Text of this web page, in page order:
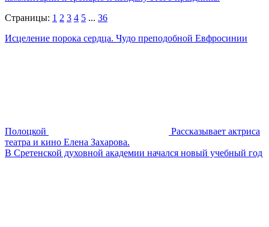
Страницы: 1 2 3 4 5 ... 36
Исцеление порока сердца. Чудо преподобной Евфросинии
Полоцкой
Рассказывает актриса
театра и кино Елена Захарова.
В Сретенской духовной академии начался новый учебный год